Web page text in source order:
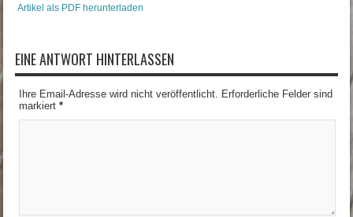
Artikel als PDF herunterladen
EINE ANTWORT HINTERLASSEN
Ihre Email-Adresse wird nicht veröffentlicht. Erforderliche Felder sind
markiert *